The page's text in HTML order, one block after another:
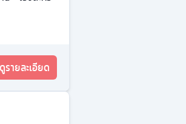
ดูรายละเอียด